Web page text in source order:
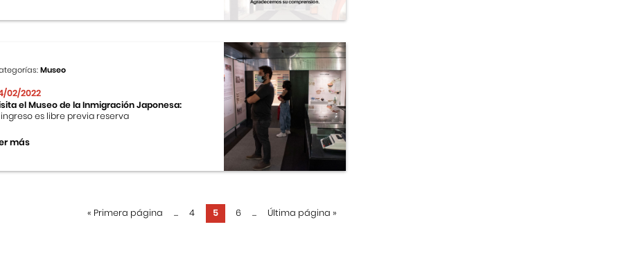
Museo
02/2022
el Museo de la Inmigración Japonesa:
ingreso es libre previa reserva
más
« Primera página ... 4 5 6 ... Última página »